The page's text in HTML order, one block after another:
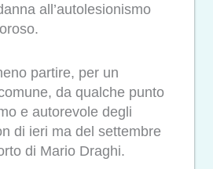
all’autolesionismo
partire, per un
da qualche punto
e autorevole degli
di ieri ma del settembre
di Mario Draghi.